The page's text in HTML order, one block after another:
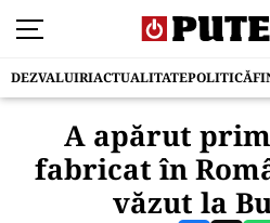
DEZVALUIRIACTUALITATEPOLITICĂ
A apărut
fabricat în
văzut la